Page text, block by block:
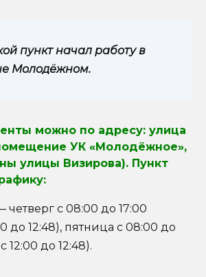
пункт начал работу в
Молодёжном.
можно по адресу: улица
УК «Молодёжное»,
улицы Визирова). Пункт
с 08:00 до 17:00
до 12:48), пятница с 08:00 до
12:00 до 12:48).